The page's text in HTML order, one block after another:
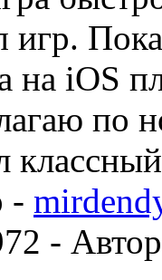
игр.
на iOS
по
-
-